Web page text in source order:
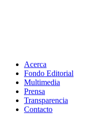
Acerca
Fondo Editorial
Multimedia
Prensa
Transparencia
Contacto